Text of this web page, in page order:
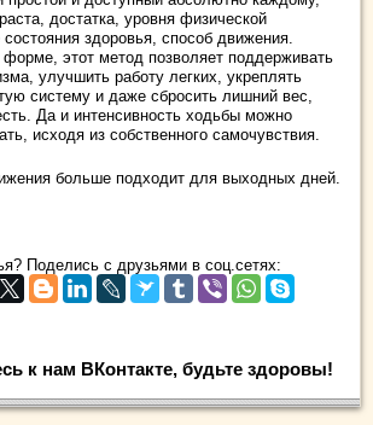
достатка, уровня физической
здоровья, способ движения.
этот метод позволяет поддерживать
улучшить работу легких, укреплять
систему и даже сбросить лишний вес,
Да и интенсивность ходьбы можно
исходя из собственного самочувствия.
больше подходит для выходных дней.
Поделись с друзьями в соц.сетях:
к нам ВКонтакте, будьте здоровы!